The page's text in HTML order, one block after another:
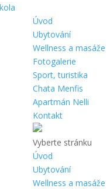
Úvod
Ubytování
Wellness a masáže
Fotogalerie
Sport, turistika
Chata Menfis
Apartmán Nelli
Kontakt
Vyberte stránku
Úvod
Ubytování
Wellness a masáže